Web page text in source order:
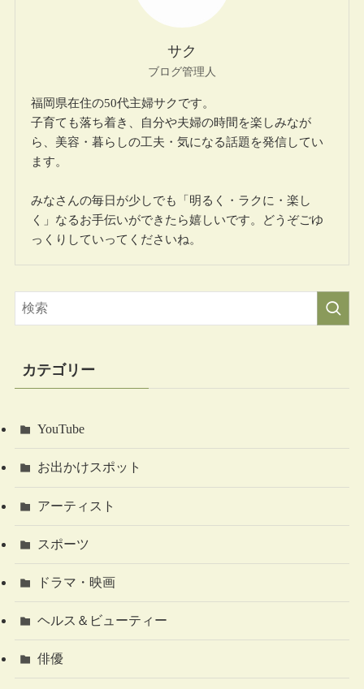
サク
ブログ管理人
福岡県在住の50代主婦サクです。
子育ても落ち着き、自分や夫婦の時間を楽しみなが
ら、美容・暮らしの工夫・気になる話題を発信してい
ます。
みなさんの毎日が少しでも「明るく・ラクに・楽し
く」なるお手伝いができたら嬉しいです。どうぞごゆ
っくりしていってくださいね。
カテゴリー
YouTube
お出かけスポット
アーティスト
スポーツ
ドラマ・映画
ヘルス＆ビューティー
俳優